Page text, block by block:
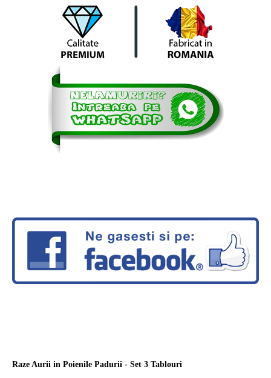
Raze Aurii in Poienile Padurii - Set 3 Tablouri